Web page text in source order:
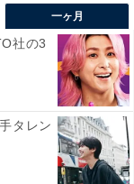
一ヶ月
社の3
タレン